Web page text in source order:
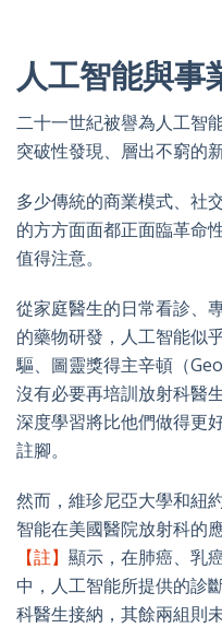
人工智能與事
二十一世紀被譽為人工智
突破性發現、層出不窮的
多少傳統的商業模式、社
的方方面面都正面臨革命
值得注意。
從家庭醫生的日常看診、
的藥物研發，人工智能似
驅、圖靈獎得主辛頓（
沒有必要再培訓放射科醫
深度學習將比他們做得更
註腳。
然而，維珍尼亞大學和紐
智能在美國醫院放射科的
【註】 顯示，在肺癌、乳
中，人工智能所提供的診
科醫生接納，其餘兩組則